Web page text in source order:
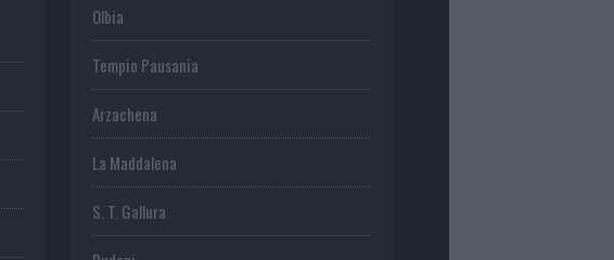
Olbia
Tempio Pausania
Arzachena
La Maddalena
S. T. Gallura